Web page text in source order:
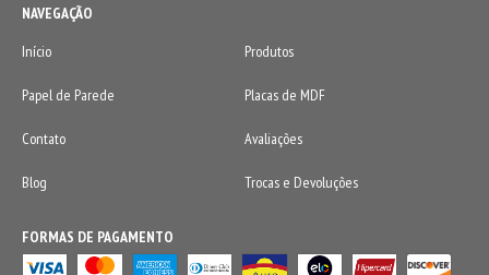
NAVEGAÇÃO
Início
Produtos
Papel de Parede Placas de MDF
Contato Avaliações
Blog Trocas e Devoluções
FORMAS DE PAGAMENTO